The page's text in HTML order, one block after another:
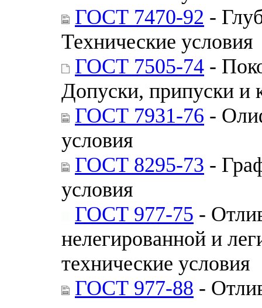
ГОСТ 7470-92 -
Технические условия
ГОСТ 7505-74 -
Допуски, припуски и
ГОСТ 7931-76 -
условия
ГОСТ 8295-73 -
условия
ГОСТ 977-75 -
нелегированной и
технические условия
ГОСТ 977-88 -